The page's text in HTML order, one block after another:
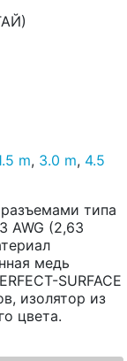
m, 3.0 m, 4.5
типа
AWG (2,63
медь
SURFACE
изолятор из
цвета.